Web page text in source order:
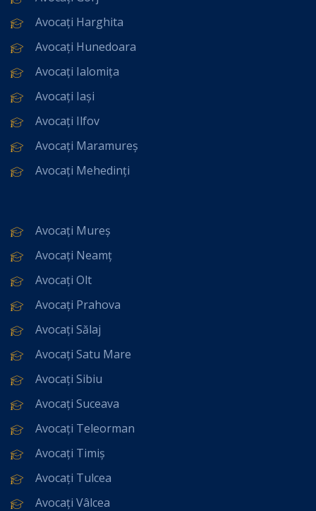
Avocați Harghita
Avocați Hunedoara
Avocați Ialomița
Avocați Iași
Avocați Ilfov
Avocați Maramureș
Avocați Mehedinți
Avocați Mureș
Avocați Neamț
Avocați Olt
Avocați Prahova
Avocați Sălaj
Avocați Satu Mare
Avocați Sibiu
Avocați Suceava
Avocați Teleorman
Avocați Timiș
Avocați Tulcea
Avocați Vâlcea